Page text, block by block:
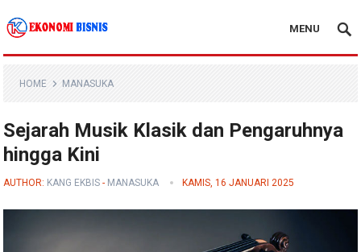
Kanal Ekonomi Bisnis
MENU
HOME MANASUKA
Sejarah Musik Klasik dan Pengaruhnya
hingga Kini
AUTHOR: KANG EKBIS - MANASUKA KAMIS, 16 JANUARI 2025